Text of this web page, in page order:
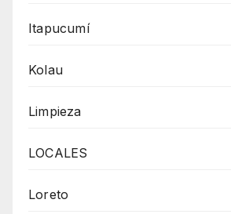
Itapucumí
Kolau
Limpieza
LOCALES
Loreto